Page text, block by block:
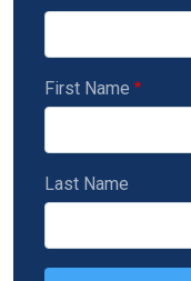
First Name
Last Name